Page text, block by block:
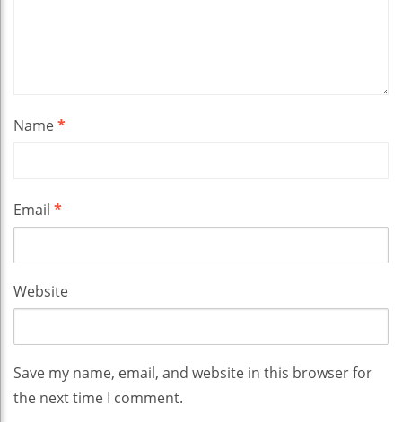
Name*
Email *
Website
Save my name, email, and website in this browser for
the next time I comment.